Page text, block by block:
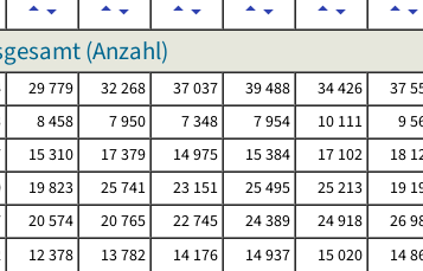
(Anzahl)
29 779 32 268 37 037 39 488 34 426 37
8 458 7 950 7 348 7 954 10 111 9
15 310 17 379 14 975 15 384 17 102 18
19 823 25 741 23 151 25 495 25 213 19
20 574 20 765 22 745 24 389 24 918 26
12 378 13 782 14 176 14 937 15 020 14